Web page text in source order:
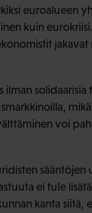
euroalueen
kuin
voi
ei tule
kanta siitä,